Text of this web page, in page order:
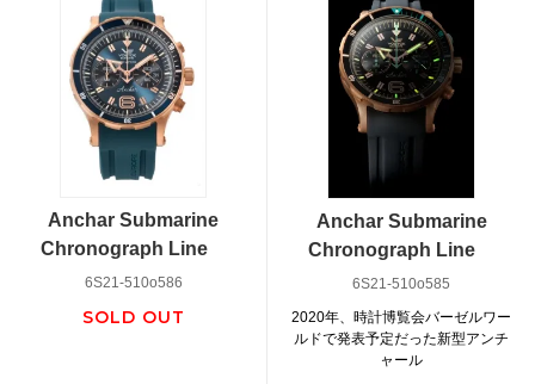
Anchar Submarine
Chronograph Line
6S21-510o586
SOLD OUT
Anchar Submarine
Chronograph Line
6S21-510o585
2020年、時計博覧会バーゼルワー
ルドで発表予定だった新型アンチ
ャール